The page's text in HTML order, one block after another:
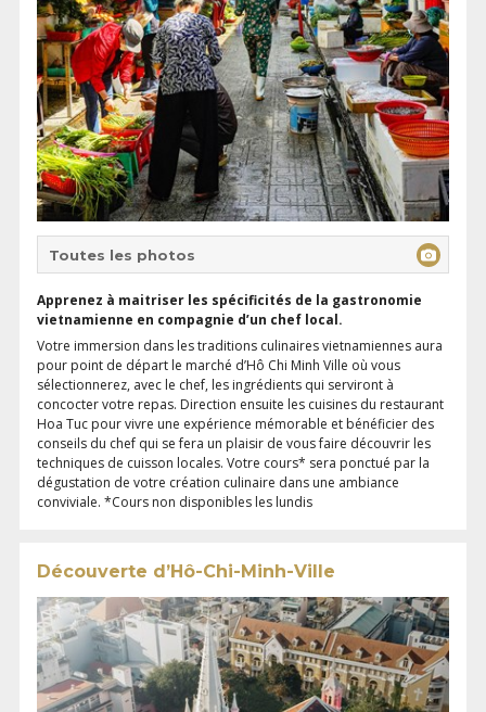
Toutes les photos
Apprenez à maitriser les spécificités de la gastronomie
vietnamienne en compagnie d’un chef local.
Votre immersion dans les traditions culinaires vietnamiennes aura
pour point de départ le marché d’Hô Chi Minh Ville où vous
sélectionnerez, avec le chef, les ingrédients qui serviront à
concocter votre repas. Direction ensuite les cuisines du restaurant
Hoa Tuc pour vivre une expérience mémorable et bénéficier des
conseils du chef qui se fera un plaisir de vous faire découvrir les
techniques de cuisson locales. Votre cours* sera ponctué par la
dégustation de votre création culinaire dans une ambiance
conviviale. *Cours non disponibles les lundis
Découverte d’Hô-Chi-Minh-Ville